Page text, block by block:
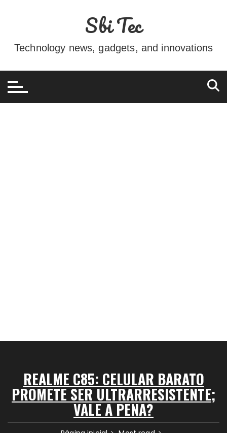
conteúdo
Sbi Tec
Technology news, gadgets, and innovations
REALME C85: CELULAR BARATO
PROMETE SER ULTRARRESISTENTE;
VALE A PENA?